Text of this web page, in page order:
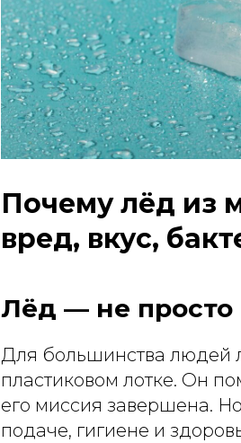
Почему лёд из
вред, вкус,
Лёд — не просто
Для большинства людей
пластиковом лотке. Он
его миссия завершена.
подаче, гигиене и